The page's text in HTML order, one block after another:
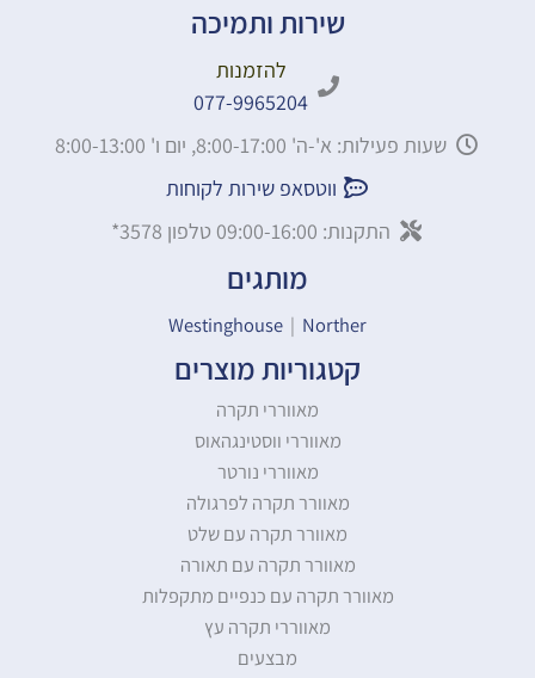
שירות ותמיכה
להזמנות
077-9965204
שעות פעילות: א'-ה' 8:00-17:00, יום ו' 8:00-13:00
ווטסאפ שירות לקוחות
התקנות: 09:00-16:00 טלפון 3578*
מותגים
Westinghouse | Norther
קטגוריות מוצרים
מאווררי תקרה
מאווררי ווסטינגהאוס
מאווררי נורטר
מאוורר תקרה לפרגולה
מאוורר תקרה עם שלט
מאוורר תקרה עם תאורה
מאוורר תקרה עם כנפיים מתקפלות
מאווררי תקרה עץ
מבצעים